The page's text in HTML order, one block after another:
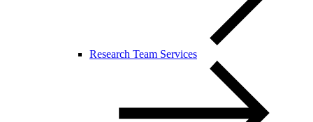
Research Team Services